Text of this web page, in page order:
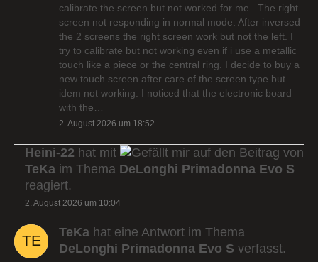
calibrate the screen but not worked for me.. The right
screen not responding in normal mode. After inversed
the 2 screens the right screen work but not the left. I
try to calibrate but not working even if i use a metallic
touch like a piece or the central ring. I decide to buy a
new touch screen after care of the screen type but
idem not working. I noticed that the electronic board
with the…
2. August 2026 um 18:52
Heini-22 hat mit
auf den Beitrag von
TeKa im Thema DeLonghi Primadonna Evo S
reagiert.
2. August 2026 um 10:04
TeKa hat eine Antwort im Thema
DeLonghi Primadonna Evo S verfasst.